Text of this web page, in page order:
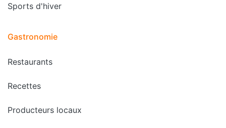
Sports d'hiver
Gastronomie
Restaurants
Recettes
Producteurs locaux